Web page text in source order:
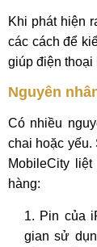
Khi phát hiện
các cách để
giúp điện thoại
Nguyên
Có nhiều
chai hoặc yếu.
MobileCity
hàng:
Pin của
gian sử